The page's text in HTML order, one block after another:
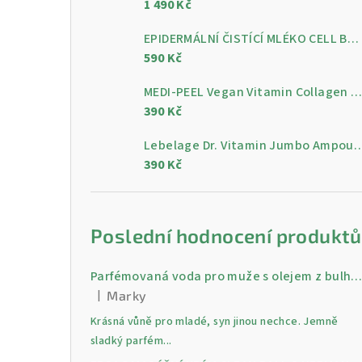
1 490 Kč
EPIDERMÁLNÍ ČISTÍCÍ MLÉKO CELL BY CELL Epidermal Cleansing Milk 200 ml
590 Kč
MEDI-PEEL Vegan Vitamin Collagen Clear, 300 ml
390 Kč
Lebelage Dr. Vitamin
390 Kč
Poslední hodnocení produktů
Parfémovaná voda pro muže s olejem z bulharské růži Gold 30 ml
Hodnocení produktu je 5 z 5 hvězdiček.
Marky
Krásná vůně pro mladé, syn jinou nechce. Jemně
sladký parfém...